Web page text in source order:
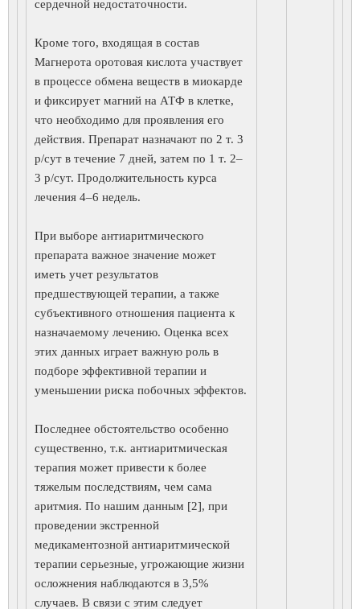
сердечной недостаточности.
Кроме того, входящая в состав
Магнерота оротовая кислота участвует
в процессе обмена веществ в миокарде
и фиксирует магний на АТФ в клетке,
что необходимо для проявления его
действия. Препарат назначают по 2 т. 3
р/сут в течение 7 дней, затем по 1 т. 2–
3 р/сут. Продолжительность курса
лечения 4–6 недель.
При выборе антиаритмического
препарата важное значение может
иметь учет результатов
предшествующей терапии, а также
субъективного отношения пациента к
назначаемому лечению. Оценка всех
этих данных играет важную роль в
подборе эффективной терапии и
уменьшении риска побочных эффектов.
Последнее обстоятельство особенно
существенно, т.к. антиаритмическая
терапия может привести к более
тяжелым последствиям, чем сама
аритмия. По нашим данным [2], при
проведении экстренной
медикаментозной антиаритмической
терапии серьезные, угрожающие жизни
осложнения наблюдаются в 3,5%
случаев. В связи с этим следует